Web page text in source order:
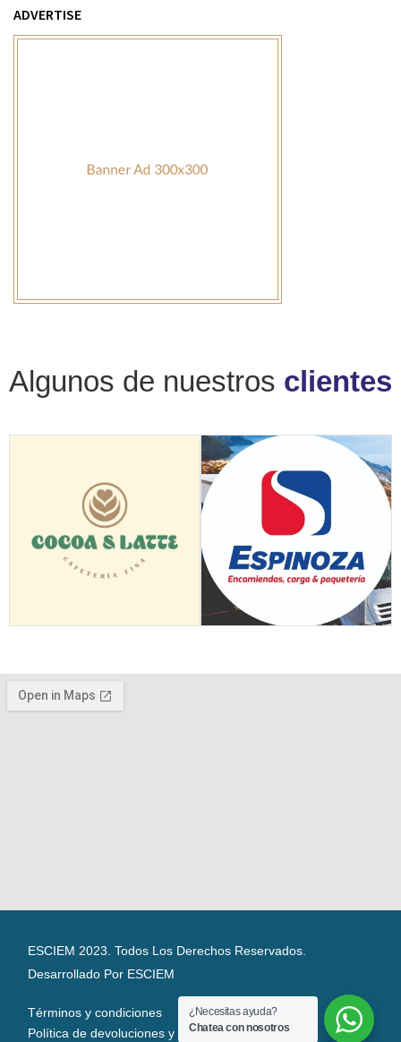
ADVERTISE
Algunos de nuestros clientes
ESCIEM 2023. Todos Los Derechos Reservados.
Desarrollado Por ESCIEM
Términos y condiciones
Política de devoluciones y reembolsos
¿Necesitas ayuda?
Chatea con nosotros